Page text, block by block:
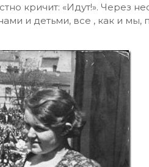
кричит: «Идут!». Через
и детьми, все , как и мы,